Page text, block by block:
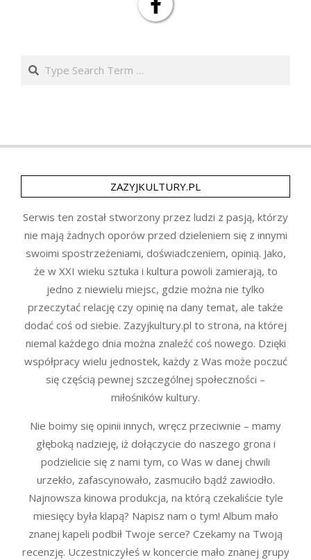
Search
ZAZYJKULTURY.PL
Serwis ten został stworzony przez ludzi z pasją, którzy
nie mają żadnych oporów przed dzieleniem się z innymi
swoimi spostrzeżeniami, doświadczeniem, opinią. Jako,
że w XXI wieku sztuka i kultura powoli zamierają, to
jedno z niewielu miejsc, gdzie można nie tylko
przeczytać relację czy opinię na dany temat, ale także
dodać coś od siebie. Zazyjkultury.pl to strona, na której
niemal każdego dnia można znaleźć coś nowego. Dzięki
współpracy wielu jednostek, każdy z Was może poczuć
się częścią pewnej szczególnej społeczności –
miłośników kultury.
Nie boimy się opinii innych, wręcz przeciwnie – mamy
głęboką nadzieję, iż dołączycie do naszego grona i
podzielicie się z nami tym, co Was w danej chwili
urzekło, zafascynowało, zasmuciło bądź zawiodło.
Najnowsza kinowa produkcja, na którą czekaliście tyle
miesięcy była klapą? Napisz nam o tym! Album mało
znanej kapeli podbił Twoje serce? Czekamy na Twoją
recenzję. Uczestniczyłeś w koncercie mało znanej grupy